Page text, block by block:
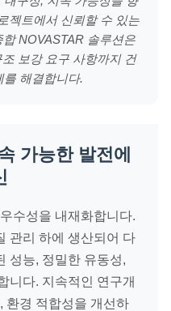
젝트에서 신뢰할 수 있는
NOVASTAR 솔루션은
보강 요구 사항까지 건
를 해결합니다.
가능한 발전에
수성을 내재화합니다.
관리 하에 생산되어 다
성능, 정밀한 유동성,
니다. 지속적인 연구개
환경 적합성을 개선하